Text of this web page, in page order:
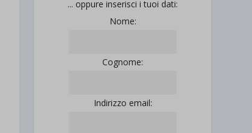
... oppure inserisci i tuoi dati:
Nome:
Cognome:
Indirizzo email: